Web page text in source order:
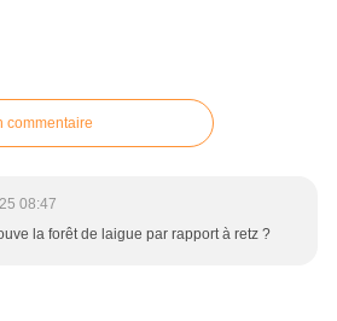
commentaire
08:47
la forêt de laigue par rapport à retz ?